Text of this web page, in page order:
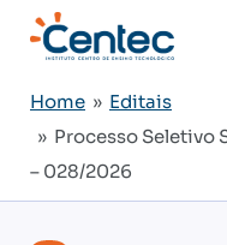
Home » Editais
» Processo Seletivo
– 028/2026